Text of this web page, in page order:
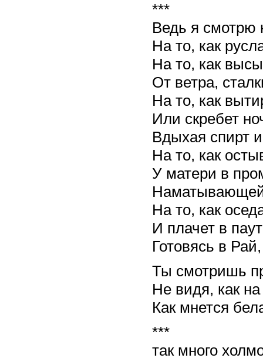
***
Ведь я смотрю
На то, как
На то, как
От ветра,
На то, как
Или скребет
Вдыхая спирт
На то, как
У матери в
На то, как
И плачет в
Готовясь в
Ты смотришь
Не видя, как
Как мнется
***
так много